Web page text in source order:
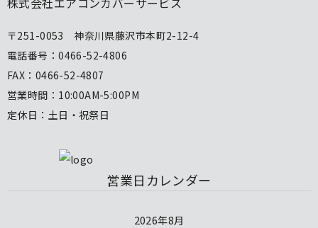
〒251-0053 神奈川県藤沢市本町2-12-4
電話番号：0466-52-4806
FAX：0466-52-4807
営業時間：10:00AM-5:00PM
定休日：土日・祝祭日
営業日カレンダー
2026年8月